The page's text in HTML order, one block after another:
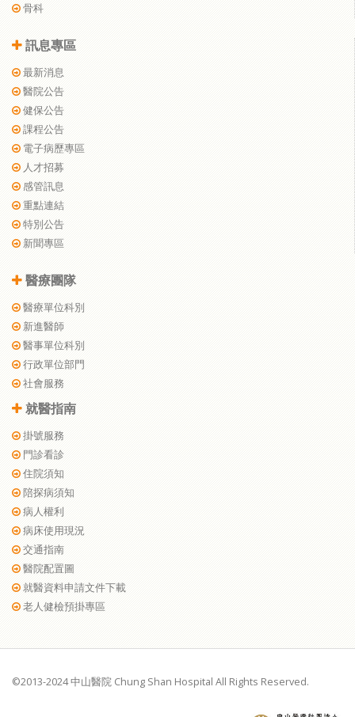
骨科
訊息專區
最新消息
醫院公告
健保公告
課程公告
電子病歷專區
人才招募
感管訊息
重點連結
特別公告
新聞專區
醫療團隊
醫療單位科別
新進醫師
醫事單位科別
行政單位部門
社會服務
就醫指南
掛號服務
門診看診
住院須知
陪探病須知
病人權利
病床使用現況
交通指南
醫院配置圖
就醫資料申請文件下載
老人健檢預掛專區
©2013-2024 中山醫院 Chung Shan Hospital All Rights Reserved.